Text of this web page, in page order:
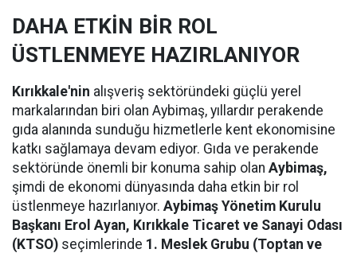
DAHA ETKİN BİR ROL
ÜSTLENMEYE HAZIRLANIYOR
Kırıkkale'nin alışveriş sektöründeki güçlü yerel
markalarından biri olan Aybimaş, yıllardır perakende
gıda alanında sunduğu hizmetlerle kent ekonomisine
katkı sağlamaya devam ediyor. Gıda ve perakende
sektöründe önemli bir konuma sahip olan Aybimaş,
şimdi de ekonomi dünyasında daha etkin bir rol
üstlenmeye hazırlanıyor. Aybimaş Yönetim Kurulu
Başkanı Erol Ayan, Kırıkkale Ticaret ve Sanayi Odası
(KTSO) seçimlerinde 1. Meslek Grubu (Toptan ve